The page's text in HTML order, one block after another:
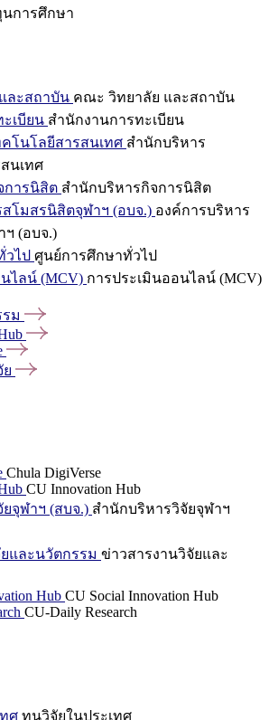
การศึกษา
ละสถาบัน คณะ วิทยาลัย และสถาบัน
เบียน สำนักงานการทะเบียน
โนโลยีสารสนเทศ สำนักบริหาร
นเทศ
การนิสิต สำนักบริหารกิจการนิสิต
โมสรนิสิตจุฬาฯ (อบจ.) องค์การบริหาร
ฯ (อบจ.)
วไป ศูนย์การศึกษาทั่วไป
ไลน์ (MCV) การประเมินออนไลน์ (MCV)
ม
Chula DigiVerse
CU Innovation Hub
จุฬาฯ (สบจ.) สำนักบริหารวิจัยจุฬาฯ
และนวัตกรรม ข่าวสารงานวิจัยและ
Hub CU Social Innovation Hub
CU-Daily Research
ศ ทุนวิจัยในประเทศ